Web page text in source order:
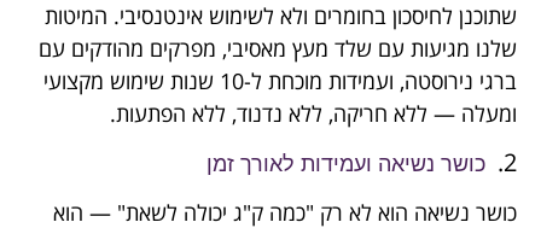
שתוכנן לחיסכון בחומרים ולא לשימוש אינטנסיבי. המיטות
שלנו מגיעות עם שלד מעץ מאסיבי, מפרקים מהודקים עם
ברגי נירוסטה, ועמידות מוכחת ל-10 שנות שימוש מקצועי
ומעלה — ללא חריקה, ללא נדנוד, ללא הפתעות.
2. כושר נשיאה ועמידות לאורך זמן
כושר נשיאה הוא לא רק "כמה ק"ג יכולה לשאת" — הוא